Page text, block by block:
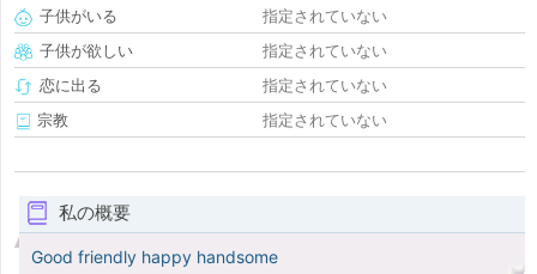
子供がいる
指定されていない
子供が欲しい
指定されていない
恋に出る
指定されていない
宗教
指定されていない
私の概要
Good friendly happy handsome